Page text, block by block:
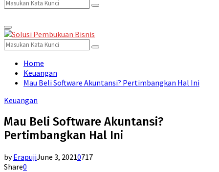
Search
for:
Search
Primary
Menu
Search
for:
Search
Home
Keuangan
Mau Beli Software Akuntansi? Pertimbangkan Hal Ini
Keuangan
Mau Beli Software Akuntansi?
Pertimbangkan Hal Ini
byErapujiJune 3, 20210717
Share0